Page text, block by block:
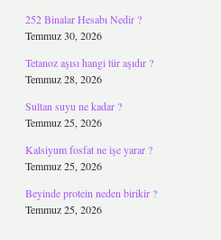
252 Binalar Hesabı Nedir ?
Temmuz 30, 2026
Tetanoz aşısı hangi tür aşıdır ?
Temmuz 28, 2026
Sultan suyu ne kadar ?
Temmuz 25, 2026
Kalsiyum fosfat ne işe yarar ?
Temmuz 25, 2026
Beyinde protein neden birikir ?
Temmuz 25, 2026